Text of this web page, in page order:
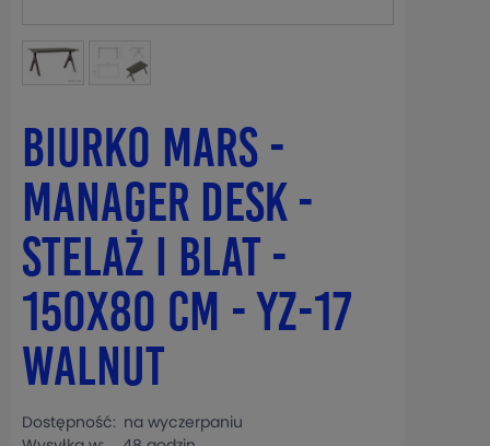
Biurko MARS -
MANAGER DESK -
STELAŻ I BLAT -
150X80 CM - YZ-17
WALNUT
Dostępność: na wyczerpaniu